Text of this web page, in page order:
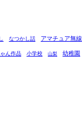
なつかし話 アマチュア無線
ん作品 小学校 山梨 幼稚園